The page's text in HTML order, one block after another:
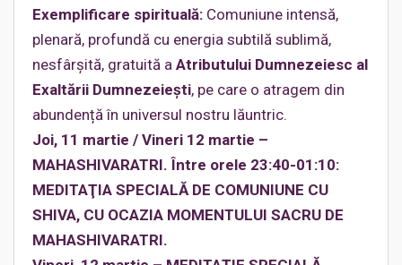
Exemplificare spirituală: Comuniune intensă,
plenară, profundă cu energia subtilă sublimă,
nesfârşită, gratuită a Atributului Dumnezeiesc al
Exaltării Dumnezeieşti, pe care o atragem din
abundență în universul nostru lăuntric.
Joi, 11 martie / Vineri 12 martie –
MAHASHIVARATRI. Între orele 23:40-01:10:
MEDITAŢIA SPECIALĂ DE COMUNIUNE CU
SHIVA, CU OCAZIA MOMENTULUI SACRU DE
MAHASHIVARATRI.